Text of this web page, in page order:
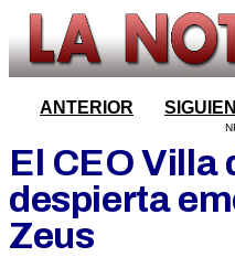
ANTERIOR
El CEO Villa
despierta
Zeus